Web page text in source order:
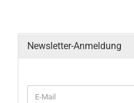
Newsletter-Anmeldung